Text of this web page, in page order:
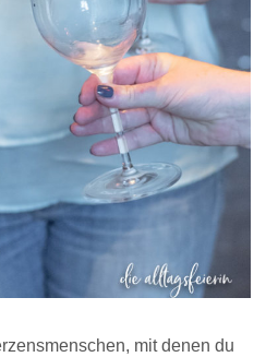
mit denen du